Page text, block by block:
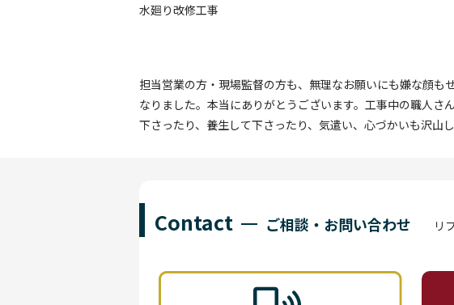
水廻り改修工事
担当営業の方・現場監督の方も、無理なお願いにも嫌な顔
なりました。本当にありがとうございます。工事中の職人
下さったり、養生して下さったり、気遣い、心づかいも沢山し
Contact ご相談・お問い合わせ リ